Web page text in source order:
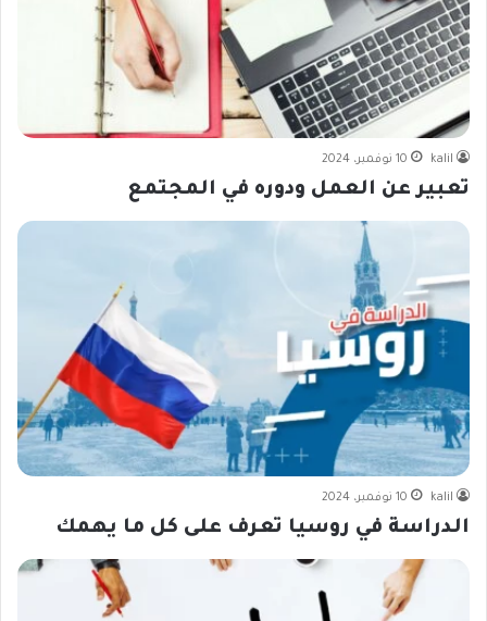
kalil 10 نوفمبر، 2024
تعبير عن العمل ودوره في المجتمع
kalil 10 نوفمبر، 2024
الدراسة في روسيا تعرف على كل ما يهمك